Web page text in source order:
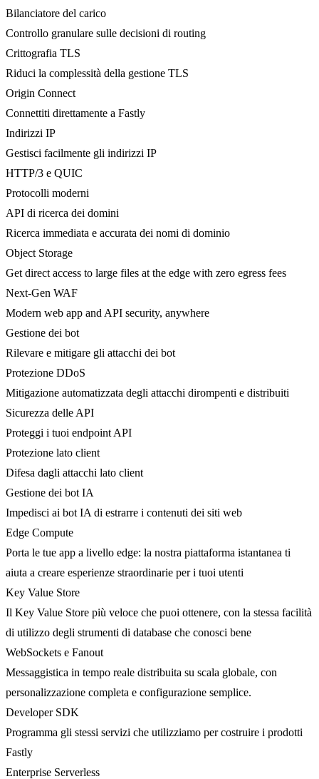
Bilanciatore del carico
Controllo granulare sulle decisioni di routing
Crittografia TLS
Riduci la complessità della gestione TLS
Origin Connect
Connettiti direttamente a Fastly
Indirizzi IP
Gestisci facilmente gli indirizzi IP
HTTP/3 e QUIC
Protocolli moderni
API di ricerca dei domini
Ricerca immediata e accurata dei nomi di dominio
Object Storage
Get direct access to large files at the edge with zero egress fees
Next-Gen WAF
Modern web app and API security, anywhere
Gestione dei bot
Rilevare e mitigare gli attacchi dei bot
Protezione DDoS
Mitigazione automatizzata degli attacchi dirompenti e distribuiti
Sicurezza delle API
Proteggi i tuoi endpoint API
Protezione lato client
Difesa dagli attacchi lato client
Gestione dei bot IA
Impedisci ai bot IA di estrarre i contenuti dei siti web
Edge Compute
Porta le tue app a livello edge: la nostra piattaforma istantanea ti
aiuta a creare esperienze straordinarie per i tuoi utenti
Key Value Store
Il Key Value Store più veloce che puoi ottenere, con la stessa facilità
di utilizzo degli strumenti di database che conosci bene
WebSockets e Fanout
Messaggistica in tempo reale distribuita su scala globale, con
personalizzazione completa e configurazione semplice.
Developer SDK
Programma gli stessi servizi che utilizziamo per costruire i prodotti
Fastly
Enterprise Serverless